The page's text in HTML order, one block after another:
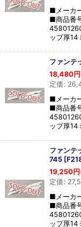
■メーカ
■商品番
ップ厚
ファンテ
18,480円
定価:
■メーカ
■商品番
ップ厚
ファンテ
745 [
19,250円
定価:
■メーカ
■商品番
ップ厚